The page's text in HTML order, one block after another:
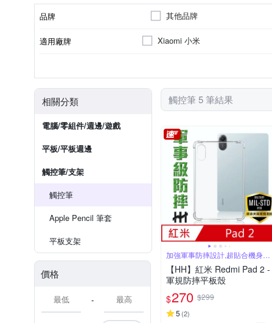
品牌 其他品牌
適用廠牌 Xiaomi 小米
相關分類
電腦/零組件/週邊/遊戲
平板/平板週邊
觸控筆/支架
觸控筆
Apple Pencil 筆套
平板支架
價格
-
觸控筆 5 筆結果
加強軍事防摔設計,超貼合機身手
感
【HH】紅米 Redmi Pad 2 -
軍規防摔平板殼
$270 $299
5 (2)